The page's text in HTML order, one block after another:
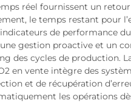
réel fournissent un
le temps restant pour
de performance
gestion proactive et un
des cycles de production.
en vente intègre des
et de récupération
les opérations